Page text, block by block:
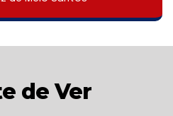
de Ver